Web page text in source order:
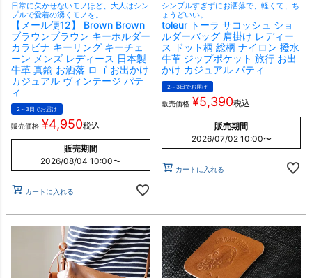
日常に欠かせないモノほど、大人はシン
プルで愛着の湧くモノを。
【メール便12】 Brown Brown
ブラウンブラウン キーホルダー
カラビナ キーリング キーチェ
ーン メンズ レディース 日本製
牛革 真鍮 お洒落 ロゴ お出かけ
カジュアル ヴィンテージ パテ
ィ
2～3日でお届け
販売価格 ¥4,950税込
販売期間
2026/08/04 10:00〜
カートに入れる
シンプルすぎずにお洒落で、軽くて、ち
ょうどいい。
toleur トーラ サコッシュ ショ
ルダーバッグ 肩掛け レディー
ス ドット柄 総柄 ナイロン 撥水
牛革 ジップポケット 旅行 お出
かけ カジュアル パティ
2～3日でお届け
販売価格 ¥5,390税込
販売期間
2026/07/02 10:00〜
カートに入れる